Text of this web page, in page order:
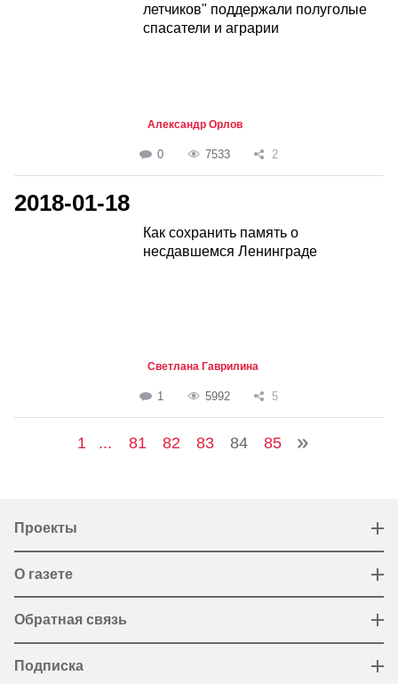
летчиков" поддержали полуголые
спасатели и аграрии
Александр Орлов
0 7533 2
2018-01-18
Как сохранить память о
несдавшемся Ленинграде
Светлана Гаврилина
1 5992 5
1 ... 81 82 83 84 85
Проекты
О газете
Обратная связь
Подписка